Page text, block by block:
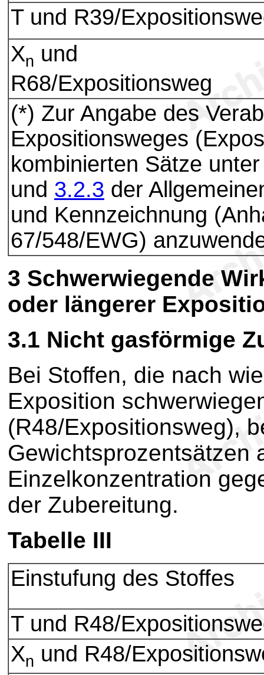
T und R39/
Xn und
R68/Expositionsweg
(*) Zur Angabe des
Expositionsweges
kombinierten Sätze
und 3.2.3 der
und Kennzeichnung
67/548/EWG)
3 Schwerwiegende
oder längerer
3.1 Nicht gasförmige
Bei Stoffen, die nach
Exposition
(R48/Expositionsweg),
Gewichtsprozentsätzen
Einzelkonzentration
der Zubereitung.
Tabelle III
Einstufung des Stoffes
T und R48/
Xn und R48/